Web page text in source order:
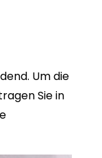
Um die
Sie in